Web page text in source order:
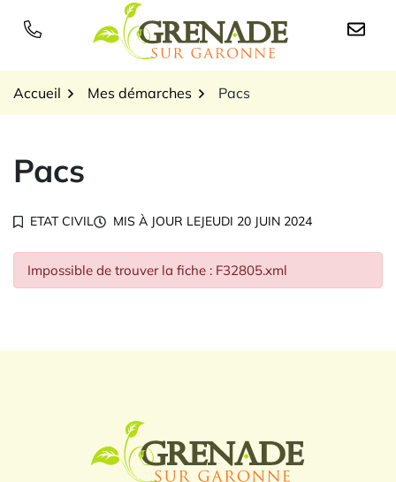
Logo Grenade sur
Accueil Mes démarches Pacs
Pacs
ETAT CIVIL MIS À JOUR LEJEUDI 20 JUIN 2024
Impossible de trouver la fiche : F32805.xml